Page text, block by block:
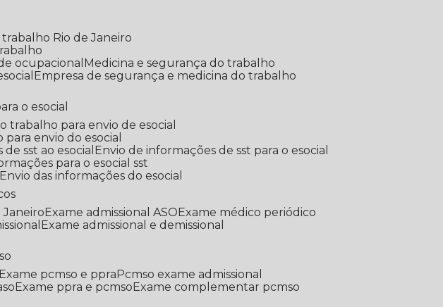
Rio de Janeiro
ocupacional
Medicina e segurança do trabalho
Empresa de segurança e medicina do trabalho
o esocial
trabalho para envio de esocial
para envio do esocial
sst ao esocial
Envio de informações de sst para o esocial
para o esocial sst
Envio das informações do esocial
Janeiro Exame admissional ASO
Exame médico periódico
Exame admissional e demissional
Exame pcmso e ppra
Pcmso exame admissional
Exame ppra e pcmso
Exame complementar pcmso